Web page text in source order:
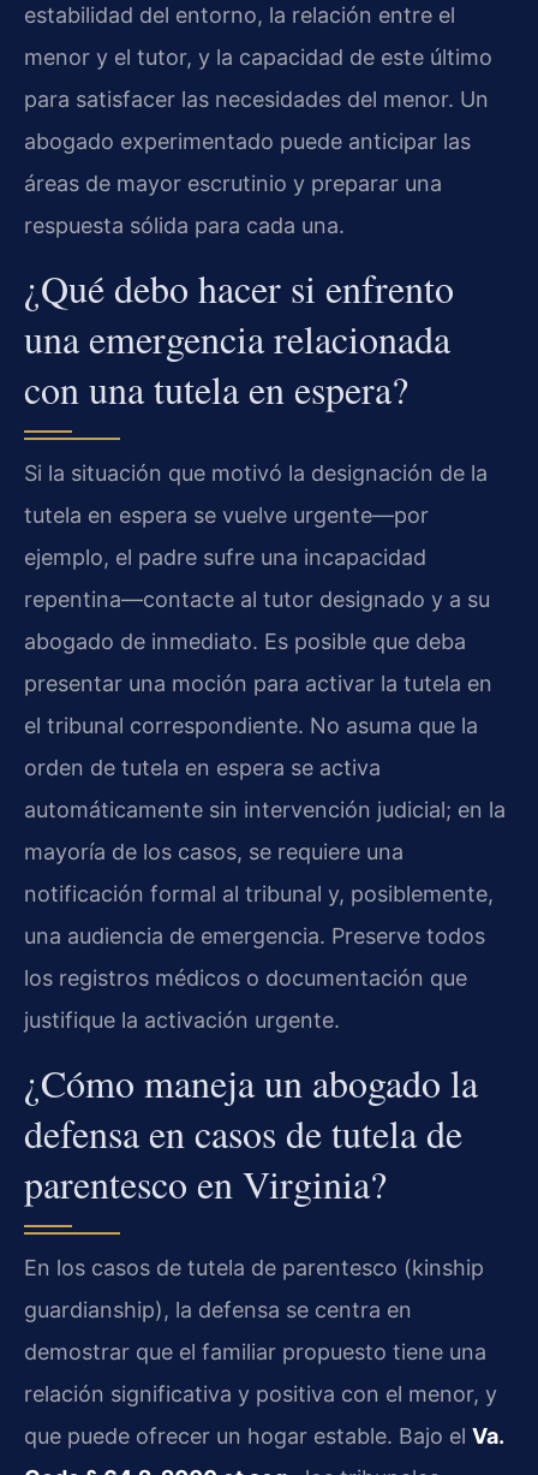
estabilidad del entorno, la relación entre el
menor y el tutor, y la capacidad de este último
para satisfacer las necesidades del menor. Un
abogado experimentado puede anticipar las
áreas de mayor escrutinio y preparar una
respuesta sólida para cada una.
¿Qué debo hacer si enfrento
una emergencia relacionada
con una tutela en espera?
Si la situación que motivó la designación de la
tutela en espera se vuelve urgente—por
ejemplo, el padre sufre una incapacidad
repentina—contacte al tutor designado y a su
abogado de inmediato. Es posible que deba
presentar una moción para activar la tutela en
el tribunal correspondiente. No asuma que la
orden de tutela en espera se activa
automáticamente sin intervención judicial; en la
mayoría de los casos, se requiere una
notificación formal al tribunal y, posiblemente,
una audiencia de emergencia. Preserve todos
los registros médicos o documentación que
justifique la activación urgente.
¿Cómo maneja un abogado la
defensa en casos de tutela de
parentesco en Virginia?
En los casos de tutela de parentesco (kinship
guardianship), la defensa se centra en
demostrar que el familiar propuesto tiene una
relación significativa y positiva con el menor, y
que puede ofrecer un hogar estable. Bajo el Va.